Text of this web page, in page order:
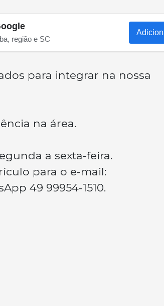
região e SC
para integrar na nossa
na área.
a sexta-feira.
para o e-mail:
49 99954-1510.